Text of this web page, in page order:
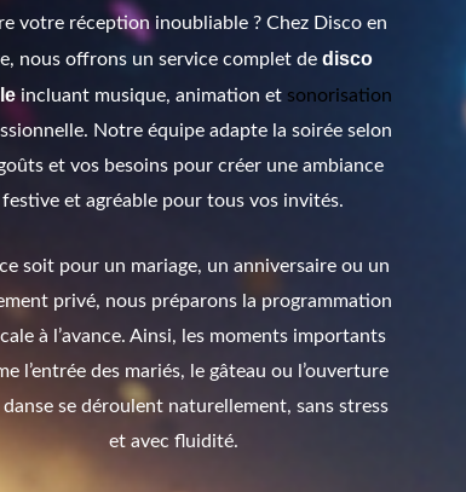
votre réception inoubliable ? Chez Disco en
nous offrons un service complet de disco
incluant musique, animation et sonorisation
Notre équipe adapte la soirée selon
et vos besoins pour créer une ambiance
festive et agréable pour tous vos invités.
soit pour un mariage, un anniversaire ou un
privé, nous préparons la programmation
à l’avance. Ainsi, les moments importants
l’entrée des mariés, le gâteau ou l’ouverture
danse se déroulent naturellement, sans stress
et avec fluidité.